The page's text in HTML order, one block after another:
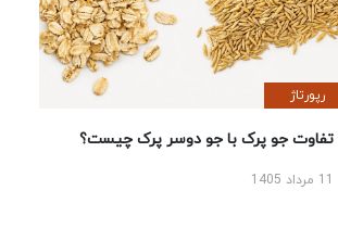
رپورتاژ
تفاوت جو پرک با جو دوسر پرک چیست؟